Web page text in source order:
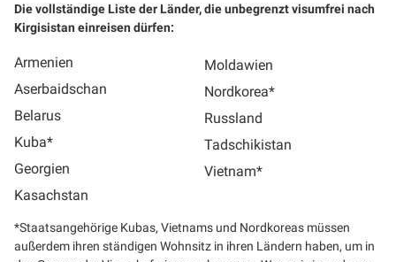
Die vollständige Liste der Länder, die unbegrenzt visumfrei nach
Kirgisistan einreisen dürfen:
Armenien
Aserbaidschan
Belarus
Kuba*
Georgien
Kasachstan
Moldawien
Nordkorea*
Russland
Tadschikistan
Vietnam*
*Staatsangehörige Kubas, Vietnams und Nordkoreas müssen
außerdem ihren ständigen Wohnsitz in ihren Ländern haben, um in